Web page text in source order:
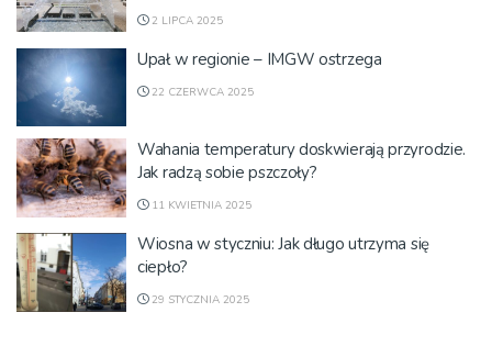
2 LIPCA 2025
Upał w regionie – IMGW ostrzega
22 CZERWCA 2025
Wahania temperatury doskwierają przyrodzie.
Jak radzą sobie pszczoły?
11 KWIETNIA 2025
Wiosna w styczniu: Jak długo utrzyma się
ciepło?
29 STYCZNIA 2025